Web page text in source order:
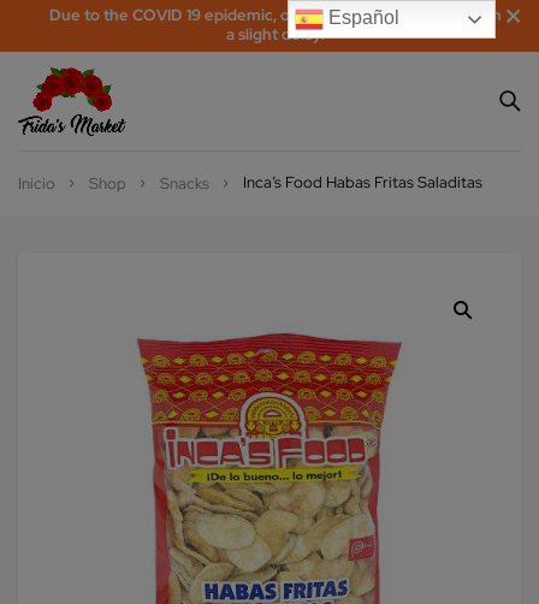
Due to the COVID 19 epidemic, orders may be processed with
a slight delay!
Inicio Shop Snacks Inca’s Food Habas Fritas Saladitas
Español